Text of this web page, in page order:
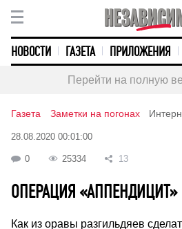
НОВОСТИ ГАЗЕТА ПРИЛОЖЕНИЯ
Перейти на полную
Газета Заметки на погонах
28.08.2020 00:01:00
0 25334 13
ОПЕРАЦИЯ «АППЕНДИЦИТ»
Как из оравы разгильдяев